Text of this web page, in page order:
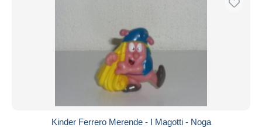
Kinder Ferrero Merende - I Magotti - Noga